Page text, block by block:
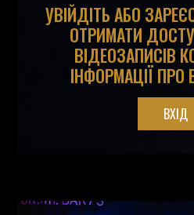
УВІЙДІТЬ АБО
ОТРИМАТИ
ВІДЕОЗАПИСІВ
ІНФОРМАЦІЇ ПРО
ВХІД